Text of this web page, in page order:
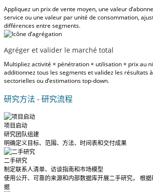
Appliquez un prix de vente moyen, une valeur
service ou une valeur par unité de consommation,
différences entre segments.
Agréger et valider le marché total
Multipliez activité × pénétration × utilisation × prix au
additionnez tous les segments et validez les résultats
sectorielles ou d’estimations top-down.
研究方法 - 研究流程
项目启动
研究团队组建
明确定义目标、范围、方法、时间表和交付成果
二手研究
制定联系人清单、访谈指南和市场模型
使用公开、可靠的来源和内部数据库开展二手研究， 根
据